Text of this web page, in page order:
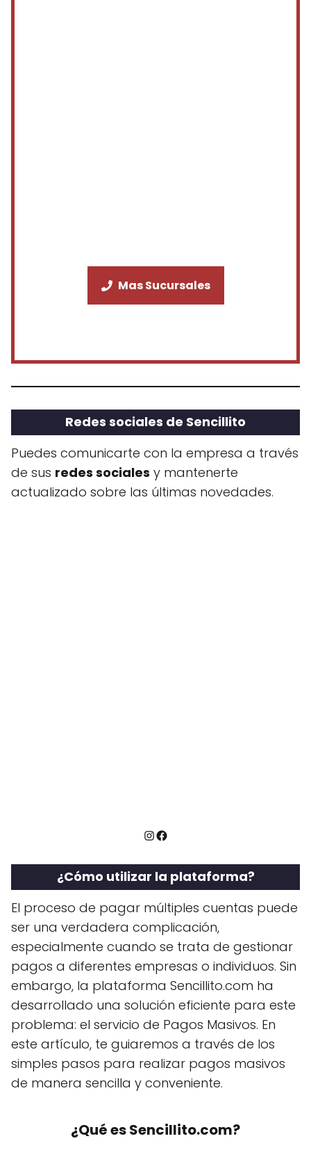
Mas Sucursales
Redes sociales de Sencillito
Puedes comunicarte con la empresa a través
de sus redes sociales y mantenerte
actualizado sobre las últimas novedades.
Instagram
Facebook
¿Cómo utilizar la plataforma?
El proceso de pagar múltiples cuentas puede
ser una verdadera complicación,
especialmente cuando se trata de gestionar
pagos a diferentes empresas o individuos. Sin
embargo, la plataforma Sencillito.com ha
desarrollado una solución eficiente para este
problema: el servicio de Pagos Masivos. En
este artículo, te guiaremos a través de los
simples pasos para realizar pagos masivos
de manera sencilla y conveniente.
¿Qué es Sencillito.com?